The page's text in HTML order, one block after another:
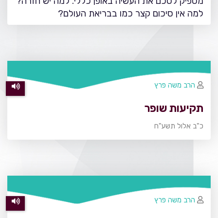
למה אין סיכום קצר כמו בבריאת העולם?
תקיעות שופר
כ"ב אלול תשע"ח
הרב משה פרץ
הרב משה פרץ